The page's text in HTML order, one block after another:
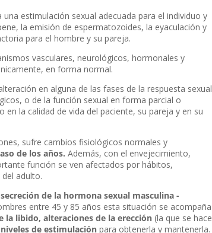
estimulación sexual adecuada para el individuo y
la emisión de espermatozoides, la eyaculación y
para el hombre y su pareja.
vasculares, neurológicos, hormonales y
en forma normal.
en alguna de las fases de la respuesta sexual
o de la función sexual en forma parcial o
la calidad de vida del paciente, su pareja y en su
sufre cambios fisiológicos normales y
de los años. Además, con el envejecimiento,
función se ven afectados por hábitos,
adulto.
de la hormona sexual masculina -
entre 45 y 85 años esta situación se acompaña
la libido, alteraciones de la erección (la que se hace
de estimulación para obtenerla y mantenerla.